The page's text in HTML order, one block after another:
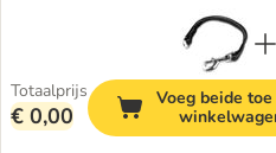
Totaalprijs
€ 0,00
Voeg beide